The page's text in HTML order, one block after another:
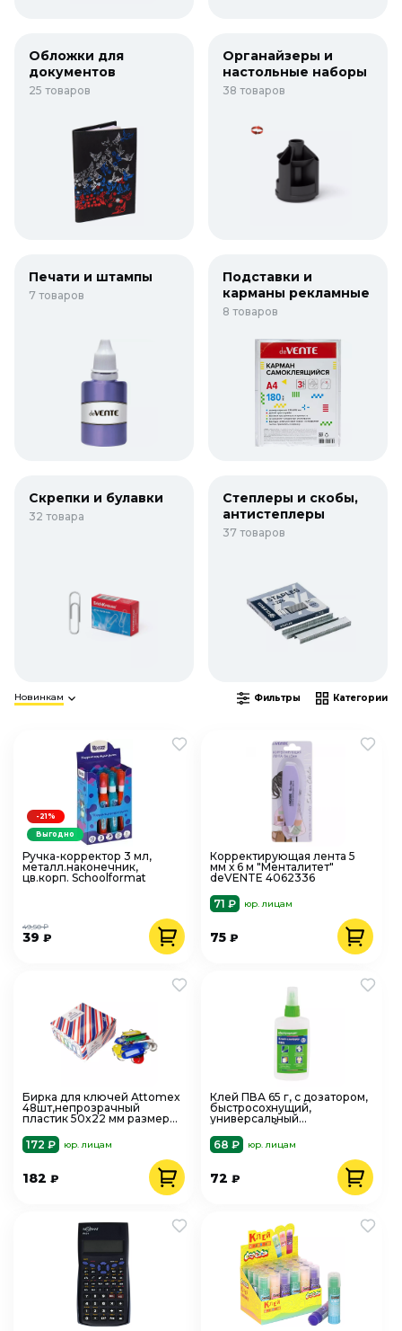
Обложки для
документов
25 товаров
Органайзеры и
настольные наборы
38 товаров
Печати и штампы
7 товаров
Подставки и
карманы рекламные
8 товаров
Скрепки и булавки
32 товара
Степлеры и скобы,
антистеплеры
37 товаров
Новинкам Фильтры Категории
Ручка-корректор 3 мл,
металл.наконечник,
цв.корп. Schoolformat
39 ₽
49,50 ₽
-21%
Выгодно
Корректирующая лента 5
мм х 6 м "Менталитет"
deVENTE 4062336
71 ₽
юр. лицам
75₽
Бирка для ключей Attomex
48шт,непрозрачный
пластик 50x22 мм размер
металлическое кольцо
172 ₽ юр. лицам
182 ₽
Клей ПВА 65 г, с дозатором,
быстросохнущий,
универсальный
КЛСЛ-П65
68 ₽ юр. лицам
72₽